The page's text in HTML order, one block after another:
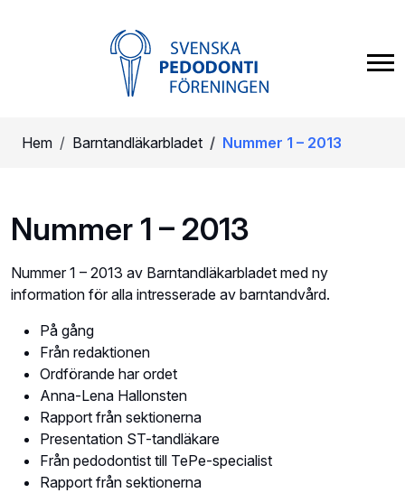
Hem Barntandläkarbladet Nummer 1 – 2013
Nummer 1 – 2013
Nummer 1 – 2013 av Barntandläkarbladet med ny
information för alla intresserade av barntandvård.
På gång
Från redaktionen
Ordförande har ordet
Anna-Lena Hallonsten
Rapport från sektionerna
Presentation ST-tandläkare
Från pedodontist till TePe-specialist
Rapport från sektionerna